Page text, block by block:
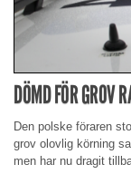
DÖMD FÖR GROV
Den polske föraren
grov olovlig körning
men har nu dragit